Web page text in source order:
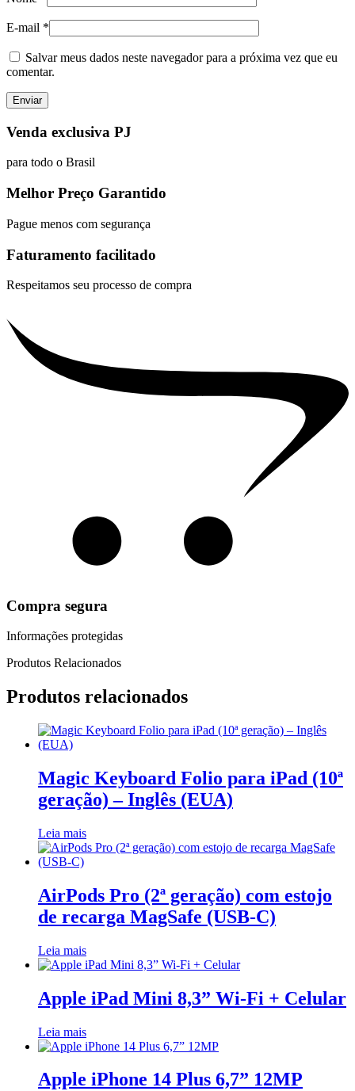
E-mail *
Salvar meus dados neste navegador para a próxima vez que eu
comentar.
Venda exclusiva PJ
para todo o Brasil
Melhor Preço Garantido
Pague menos com segurança
Faturamento facilitado
Respeitamos seu processo de compra
Compra segura
Informações protegidas
Produtos Relacionados
Produtos relacionados
Magic Keyboard Folio para iPad (10ª
geração) – Inglês (EUA)
Leia mais
AirPods Pro (2ª geração) com estojo
de recarga MagSafe (USB‑C)
Leia mais
Apple iPad Mini 8,3” Wi-Fi + Celular
Leia mais
Apple iPhone 14 Plus 6,7” 12MP